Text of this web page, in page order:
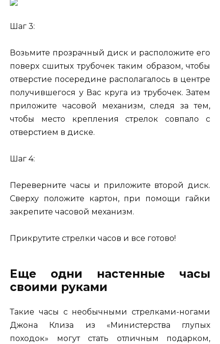
Шаг 3:
Возьмите прозрачный диск и расположите его
поверх сшитых трубочек таким образом, чтобы
отверстие посередине располагалось в центре
получившегося у Вас круга из трубочек. Затем
приложите часовой механизм, следя за тем,
чтобы место крепления стрелок совпало с
отверстием в диске.
Шаг 4:
Переверните часы и приложите второй диск.
Сверху положите картон, при помощи гайки
закрепите часовой механизм.
Прикрутите стрелки часов и все готово!
Еще одни настенные часы
своими руками
Такие часы с необычными стрелками-ногами
Джона Клиза из «Министерства глупых
походок» могут стать отличным подарком,